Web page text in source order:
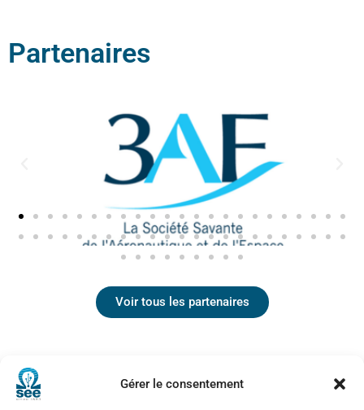
Gérer le consentement
Partenaires
Voir tous les partenaires